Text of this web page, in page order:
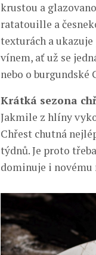
krustou a
ratatouille a
texturách a ukazuje
vínem, ať už se
nebo o burgundské
Krátká sezona
Jakmile z hlíny
Chřest chutná
týdnů. Je proto
dominuje i novému